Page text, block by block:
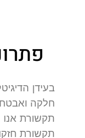
לעסקים
בעידן
חלקה
תקשורת
תקשורת